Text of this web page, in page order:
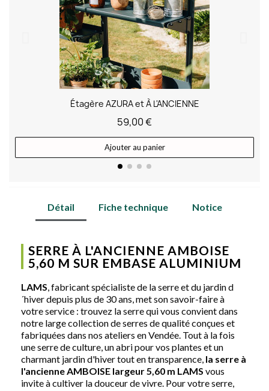
Étagère AZURA et À L'ANCIENNE
59,00 €
Ajouter au panier
Détail Fiche technique Notice
SERRE À L'ANCIENNE AMBOISE
5,60 M SUR EMBASE ALUMINIUM
LAMS , fabricant spécialiste de la serre et du jardin d
´hiver depuis plus de 30 ans, met son savoir-faire à
votre service : trouvez la serre qui vous convient dans
notre large collection de serres de qualité conçues et
fabriquées dans nos ateliers en Vendée. Tout à la fois
une serre de culture, un abri pour vos plantes et un
charmant jardin d'hiver tout en transparence, la serre à
l'ancienne AMBOISE largeur 5,60 m LAMS vous
invite à cultiver la douceur de vivre. Pour votre serre,